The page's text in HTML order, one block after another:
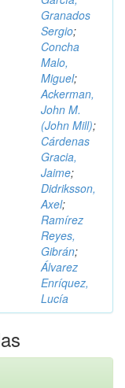
Granados
Sergio;
Concha
Malo,
Miguel;
Ackerman,
John M.
(John Mill);
Cárdenas
Gracia,
Jaime;
Didriksson,
Axel;
Ramírez
Reyes,
Gibrán;
Álvarez
Enríquez,
Lucía